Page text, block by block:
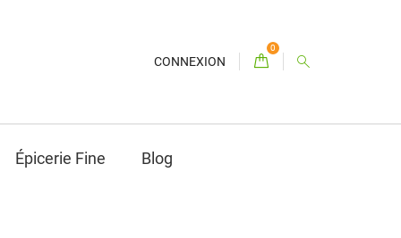
CONNEXION
0
Épicerie Fine Blog